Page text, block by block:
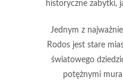
historyczne zabytki,
Jednym z
Rodos jest stare
światowego
potężnymi